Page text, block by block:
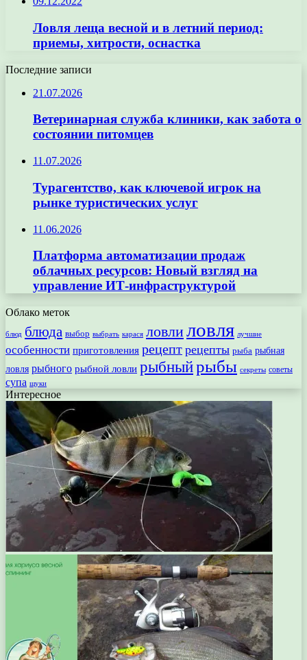
Ловля леща весной и в летний период:
приемы, хитрости, оснастка
Последние записи
21.07.2026
Ветеринарная служба клиники, как забота о
состоянии питомцев
11.07.2026
Турагентство, как ключевой игрок на
рынке туристических услуг
11.06.2026
Платформа автоматизации продаж
облачных ресурсов: Новый взгляд на
управление ИТ-инфраструктурой
Облако меток
блюд блюда выбор выбрать карася ловлиловля лучшие
особенности приготовления рецепт рецепты рыба рыбная
ловля рыбного рыбной ловли рыбныйрыбы секреты советы
супа щуки
Интересное